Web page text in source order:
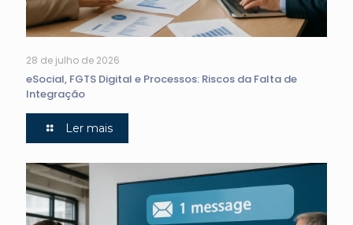
28 de julho de 2026
eSocial, FGTS Digital e Processos: Riscos da Falta de
Integração
Ler mais